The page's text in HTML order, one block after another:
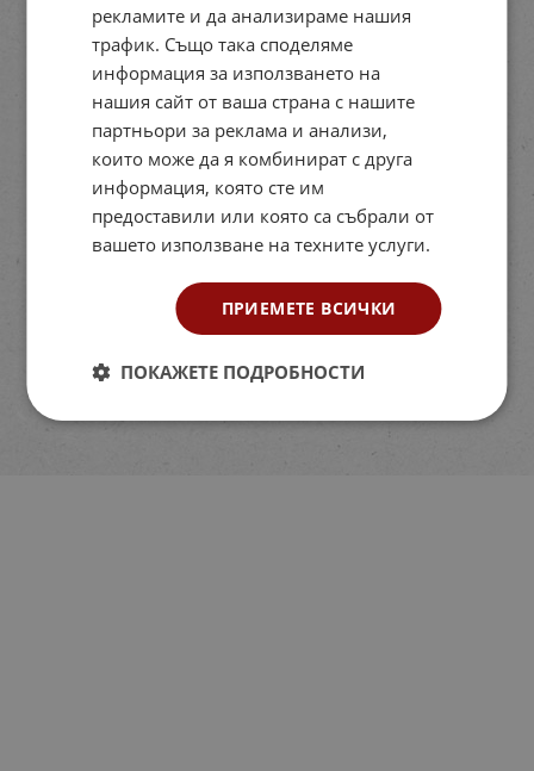
рекламите и да анализираме нашия
трафик. Също така споделяме
информация за използването на
нашия сайт от ваша страна с нашите
партньори за реклама и анализи,
които може да я комбинират с друга
информация, която сте им
предоставили или която са събрали от
вашето използване на техните услуги.
ПРИЕМЕТЕ ВСИЧКИ
ПОКАЖЕТЕ ПОДРОБНОСТИ